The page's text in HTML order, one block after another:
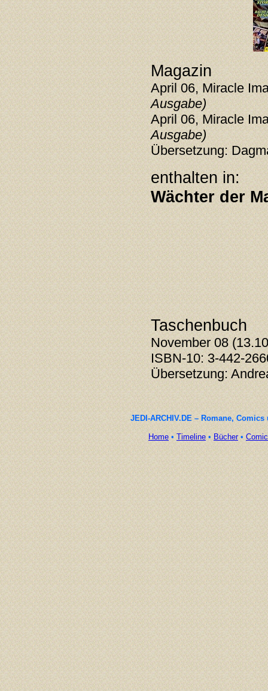
Magazin
April 06, Miracle
Ausgabe)
April 06, Miracle
Ausgabe)
Übersetzung:
enthalten in:
Wächter der
Taschenbuch
November 08
ISBN-10: 3-442-
Übersetzung:
JEDI-ARCHIV.DE – Romane,
Home•Timeline•Bücher•